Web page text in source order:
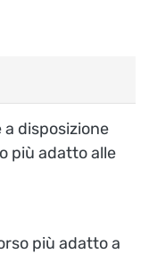
a disposizione
più adatto alle
più adatto a